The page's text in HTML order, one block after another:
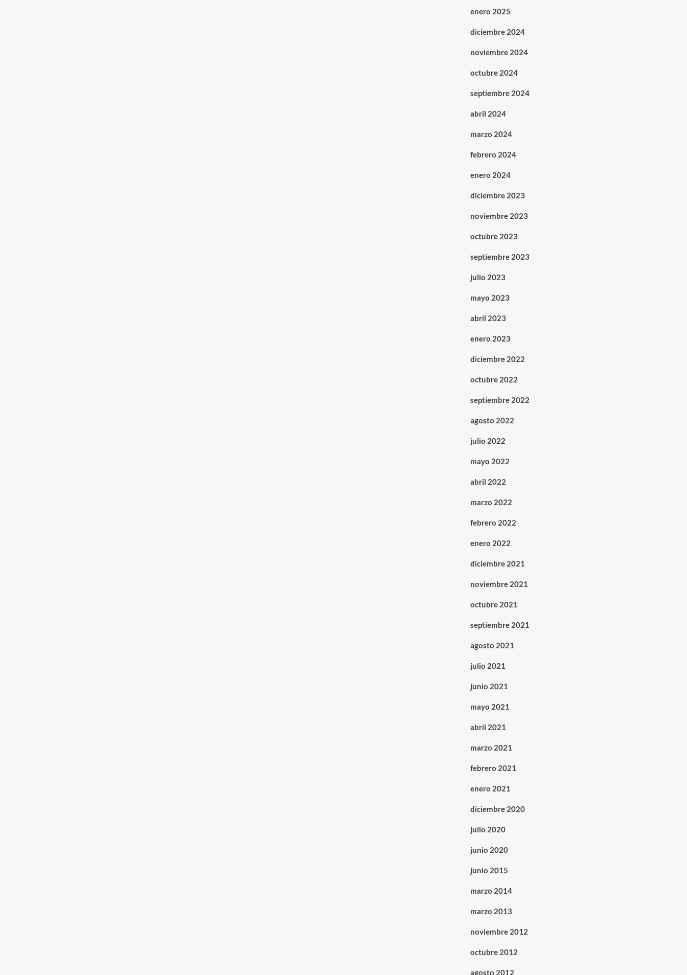
enero 2025
diciembre 2024
noviembre 2024
octubre 2024
septiembre 2024
abril 2024
marzo 2024
febrero 2024
enero 2024
diciembre 2023
noviembre 2023
octubre 2023
septiembre 2023
julio 2023
mayo 2023
abril 2023
enero 2023
diciembre 2022
octubre 2022
septiembre 2022
agosto 2022
julio 2022
mayo 2022
abril 2022
marzo 2022
febrero 2022
enero 2022
diciembre 2021
noviembre 2021
octubre 2021
septiembre 2021
agosto 2021
julio 2021
junio 2021
mayo 2021
abril 2021
marzo 2021
febrero 2021
enero 2021
diciembre 2020
julio 2020
junio 2020
junio 2015
marzo 2014
marzo 2013
noviembre 2012
octubre 2012
agosto 2012